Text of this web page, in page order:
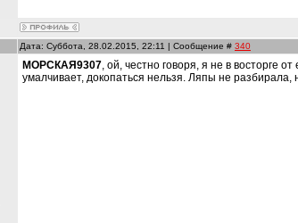
Дата: Суббота, 28.02.2015, 22:11 | Сообщение # 340
МОРСКАЯ9307, ой, честно говоря, я не в восторге
умалчивает, докопаться нельзя. Ляпы не